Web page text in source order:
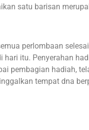
satu barisan
perlombaan
hari itu. Penyerahan
pembagian hadiah,
tempat dna